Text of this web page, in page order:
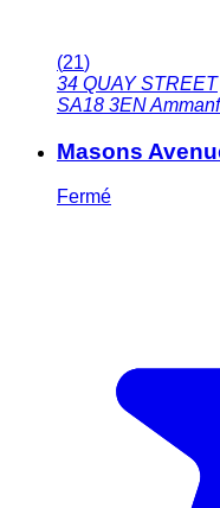
(21)
34 QUAY STREET
SA18 3EN
Masons
Fermé